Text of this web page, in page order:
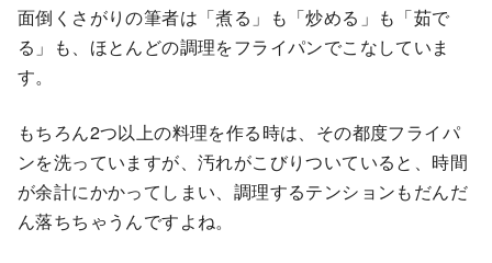
面倒くさがりの筆者は「煮る」も「炒める」も「茹で
る」も、ほとんどの調理をフライパンでこなしていま
す。
もちろん2つ以上の料理を作る時は、その都度フライパ
ンを洗っていますが、汚れがこびりついていると、時間
が余計にかかってしまい、調理するテンションもだんだ
ん落ちちゃうんですよね。